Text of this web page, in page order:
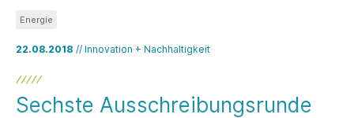
22.08.2018 // Innovation + Nachhaltigkeit
Energie
Sechste Ausschreibungsrunde